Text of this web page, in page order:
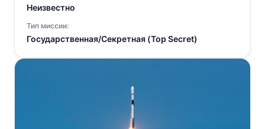
Неизвестно
Тип миссии:
Государственная/Секретная (Top Secret)